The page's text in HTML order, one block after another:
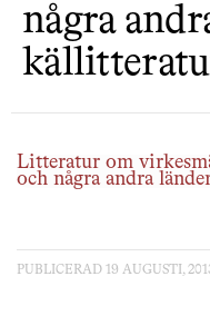
några
Litteratur om
och några andra
PUBLICERAD 19 AUGUSTI,